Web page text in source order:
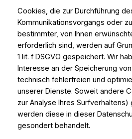
Cookies, die zur Durchführung
Kommunikationsvorgangs oder
bestimmter, von Ihnen
erforderlich sind, werden auf
1 lit. f DSGVO gespeichert. Wir
Interesse an der Speicherung
technisch fehlerfreien und
unserer Dienste. Soweit andere
zur Analyse Ihres
werden diese in dieser
gesondert behandelt.